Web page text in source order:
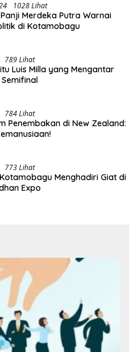
1028 Lihat
Merdeka Putra Warnai
di Kotamobagu
789 Lihat
Luis Milla yang Mengantar
784 Lihat
Penembakan di New Zealand:
773 Lihat
Menghadiri Giat di
Expo